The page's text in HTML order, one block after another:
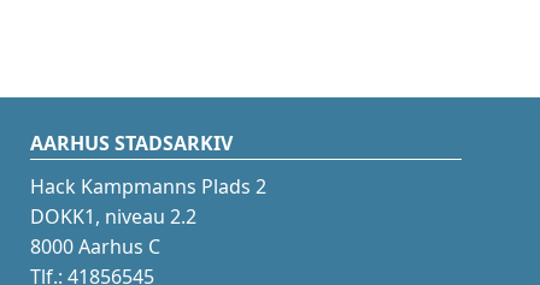
AARHUS STADSARKIV
Hack Kampmanns Plads 2
DOKK1, niveau 2.2
8000 Aarhus C
Tlf.: 41856545